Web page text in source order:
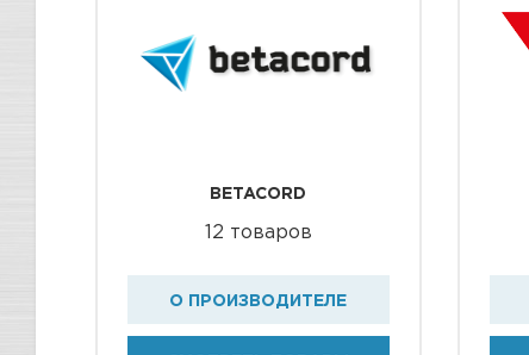
BETACORD
12 товаров
О ПРОИЗВОДИТЕЛЕ